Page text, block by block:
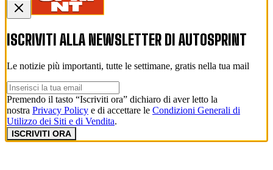
ISCRIVITI ALLA NEWSLETTER DI AUTOSPRINT
Le notizie più importanti, tutte le settimane, gratis nella tua mail
Premendo il tasto “Iscriviti ora” dichiaro di aver letto la
nostra Privacy Policy e di accettare le Condizioni Generali di
Utilizzo dei Siti e di Vendita.
ISCRIVITI ORA